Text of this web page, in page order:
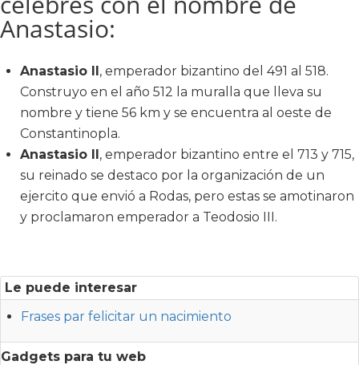
Anastasio:
Anastasio II, emperador bizantino del 491 al 518.
Construyo en el año 512 la muralla que lleva su
nombre y tiene 56 km y se encuentra al oeste de
Constantinopla.
Anastasio II, emperador bizantino entre el 713 y 715,
su reinado se destaco por la organización de un
ejercito que envió a Rodas, pero estas se amotinaron
y proclamaron emperador a Teodosio III.
Le puede interesar
Frases par felicitar un nacimiento
Gadgets para tu web